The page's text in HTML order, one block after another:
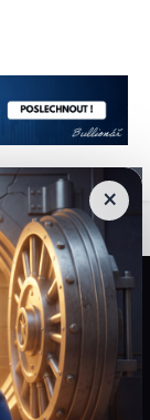
Index PX
×
stránkách
zdrojů. Při
čtenářům
stránek
Nepředstavuje